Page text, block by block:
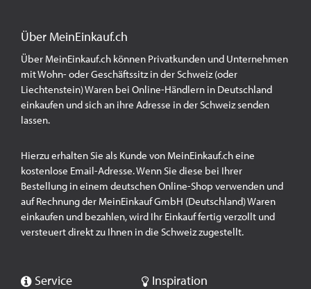
Über MeinEinkauf.ch
Über MeinEinkauf.ch können Privatkunden und Unternehmen
mit Wohn- oder Geschäftssitz in der Schweiz (oder
Liechtenstein) Waren bei Online-Händlern in Deutschland
einkaufen und sich an ihre Adresse in der Schweiz senden
lassen.
Hierzu erhalten Sie als Kunde von MeinEinkauf.ch eine
kostenlose Email-Adresse. Wenn Sie diese bei Ihrer
Bestellung in einem deutschen Online-Shop verwenden und
auf Rechnung der MeinEinkauf GmbH (Deutschland) Waren
einkaufen und bezahlen, wird Ihr Einkauf fertig verzollt und
versteuert direkt zu Ihnen in die Schweiz zugestellt.
Service Inspiration